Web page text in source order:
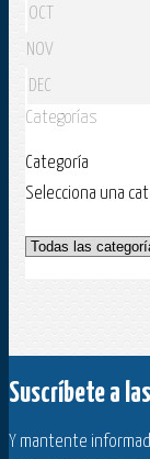
OCT
NOV
DEC
Categorías
Categoría
Selecciona una
Suscríbete a
Y mantente